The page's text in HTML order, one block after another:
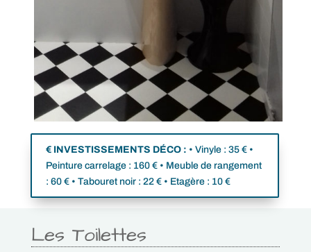
€ INVESTISSEMENTS DÉCO : • Vinyle : 35 € •
Peinture carrelage : 160 € • Meuble de rangement
: 60 € • Tabouret noir : 22 € • Etagère : 10 €
Les Toilettes